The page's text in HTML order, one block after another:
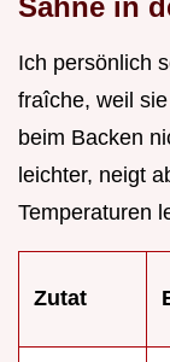
Sahne in
Ich persönlich
fraîche, weil
beim Backen
leichter, neigt
Temperaturen
Zutat